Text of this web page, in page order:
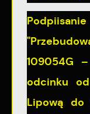
109054G
odcinku
Lipową do